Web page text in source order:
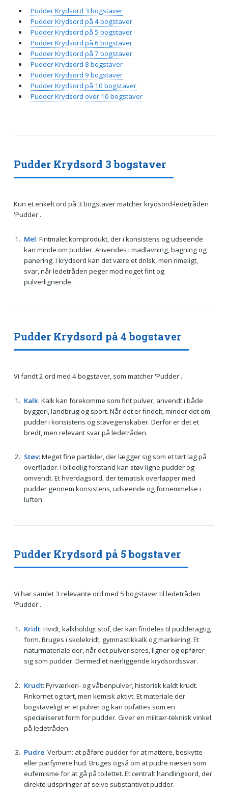
Pudder Krydsord 3 bogstaver
Kun et enkelt ord på 3 bogstaver matcher krydsord-ledetråden
'Pudder'.
Mel: Fintmalet kornprodukt, der i konsistens og udseende
kan minde om pudder. Anvendes i madlavning, bagning og
panering. I krydsord kan det være et drilsk, men rimeligt,
svar, når ledetråden peger mod noget fint og
pulverlignende.
Pudder Krydsord på 4 bogstaver
Vi fandt 2 ord med 4 bogstaver, som matcher 'Pudder'.
Kalk: Kalk kan forekomme som fint pulver, anvendt i både
byggeri, landbrug og sport. Når det er findelt, minder det om
pudder i konsistens og støvegenskaber. Derfor er det et
bredt, men relevant svar på ledetråden.
Støv: Meget fine partikler, der lægger sig som et tørt lag på
overflader. I billedlig forstand kan støv ligne pudder og
omvendt. Et hverdagsord, der tematisk overlapper med
pudder gennem konsistens, udseende og fornemmelse i
luften.
Pudder Krydsord på 5 bogstaver
Vi har samlet 3 relevante ord med 5 bogstaver til ledetråden
'Pudder'.
Kridt: Hvidt, kalkholdigt stof, der kan findeles til pudderagtig
form. Bruges i skolekridt, gymnastikkalk og markering. Et
naturmateriale der, når det pulveriseres, ligner og opfører
sig som pudder. Dermed et nærliggende krydsordssvar.
Krudt: Fyrværkeri- og våbenpulver, historisk kaldt krudt.
Finkornet og tørt, men kemisk aktivt. Et materiale der
bogstaveligt er et pulver og kan opfattes som en
specialiseret form for pudder. Giver en militær-teknisk vinkel
på ledetråden.
Pudre: Verbum: at påføre pudder for at mattere, beskytte
eller parfymere hud. Bruges også om at pudre næsen som
eufemisme for at gå på toilettet. Et centralt handlingsord, der
direkte udspringer af selve substantivet pudder.
Pudder Krydsord 3 bogstaver
Pudder Krydsord på 4 bogstaver
Pudder Krydsord på 5 bogstaver
Pudder Krydsord på 6 bogstaver
Pudder Krydsord på 7 bogstaver
Pudder Krydsord 8 bogstaver
Pudder Krydsord 9 bogstaver
Pudder Krydsord på 10 bogstaver
Pudder Krydsord over 10 bogstaver